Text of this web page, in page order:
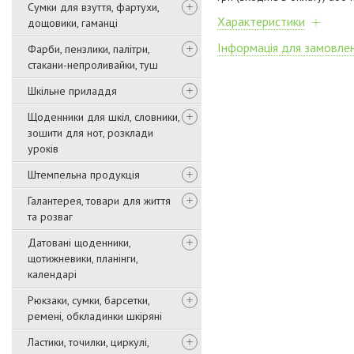
Сумки для взуття, фартухи,
дощовики, гаманці
Фарби, пензлики, палітри,
стакани-непроливайки, туш
Шкільне приладдя
Щоденники для шкіл, словники,
зошити для нот, розклади
уроків
Штемпельна продукція
Галантерея, товари для життя
та розваг
Датовані щоденники,
щотижневики, планінги,
календарі
Рюкзаки, сумки, барсетки,
ремені, обкладинки шкіряні
Ластики, точилки, циркулі,
Характеристики
Інформація для